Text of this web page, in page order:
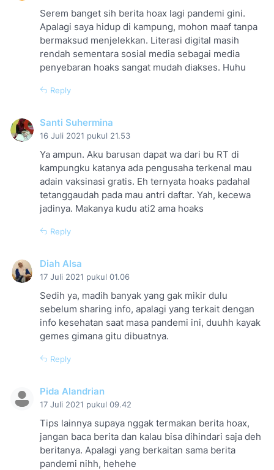
Serem banget sih berita hoax lagi pandemi gini.
Apalagi saya hidup di kampung, mohon maaf tanpa
bermaksud menjelekkan. Literasi digital masih
rendah sementara sosial media sebagai media
penyebaran hoaks sangat mudah diakses. Huhu
Reply
Santi Suhermina
16 Juli 2021 pukul 21.53
Ya ampun. Aku barusan dapat wa dari bu RT di
kampungku katanya ada pengusaha terkenal mau
adain vaksinasi gratis. Eh ternyata hoaks padahal
tetanggaudah pada mau antri daftar. Yah, kecewa
jadinya. Makanya kudu ati2 ama hoaks
Reply
Diah Alsa
17 Juli 2021 pukul 01.06
Sedih ya, madih banyak yang gak mikir dulu
sebelum sharing info, apalagi yang terkait dengan
info kesehatan saat masa pandemi ini, duuhh kayak
gemes gimana gitu dibuatnya.
Reply
Pida Alandrian
17 Juli 2021 pukul 09.42
Tips lainnya supaya nggak termakan berita hoax,
jangan baca berita dan kalau bisa dihindari saja deh
beritanya. Apalagi yang berkaitan sama berita
pandemi nihh, hehehe